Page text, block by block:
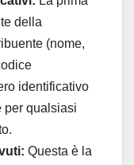
della
(nome,
identificativo
per qualsiasi
Questa è la